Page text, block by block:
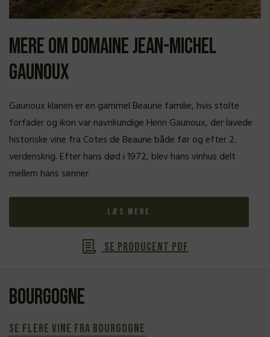
Mere om Domaine Jean-Michel
Gaunoux
Gaunoux klanen er en gammel Beaune familie, hvis stolte
forfader og ikon var navnkundige Henri Gaunoux, der lavede
historiske vine fra Cotes de Beaune både før og efter 2.
verdenskrig. Efter hans død i 1972, blev hans vinhus delt
mellem hans sønner.
Læs mere
Se producent PDF
Bourgogne
Se flere vine fra Bourgogne